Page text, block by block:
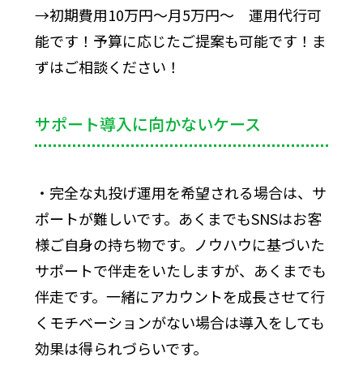
→初期費用10万円〜月5万円〜 運用代行可
能です！予算に応じたご提案も可能です！ま
ずはご相談ください！
サポート導入に向かないケース
・完全な丸投げ運用を希望される場合は、サ
ポートが難しいです。あくまでもSNSはお客
様ご自身の持ち物です。ノウハウに基づいた
サポートで伴走をいたしますが、あくまでも
伴走です。一緒にアカウントを成長させて行
くモチベーションがない場合は導入をしても
効果は得られづらいです。